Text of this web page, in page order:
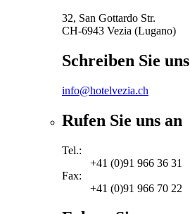
32, San Gottardo Str.
CH-6943 Vezia (Lugano)
Schreiben Sie uns
info@hotelvezia.ch
Rufen Sie uns an
Tel.:
+41 (0)91 966 36 31
Fax:
+41 (0)91 966 70 22